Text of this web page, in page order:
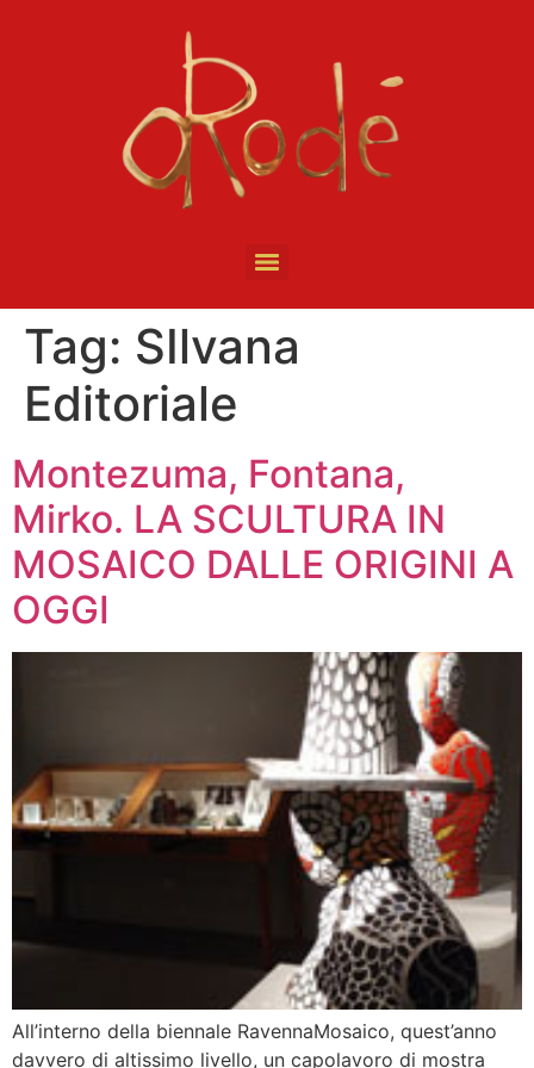
Tag: SIlvana
Editoriale
Montezuma, Fontana,
Mirko. LA SCULTURA IN
MOSAICO DALLE ORIGINI A
OGGI
All’interno della biennale RavennaMosaico, quest’anno
davvero di altissimo livello, un capolavoro di mostra